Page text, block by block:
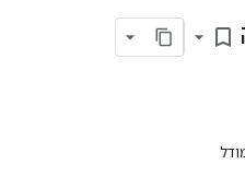
bookmark_border